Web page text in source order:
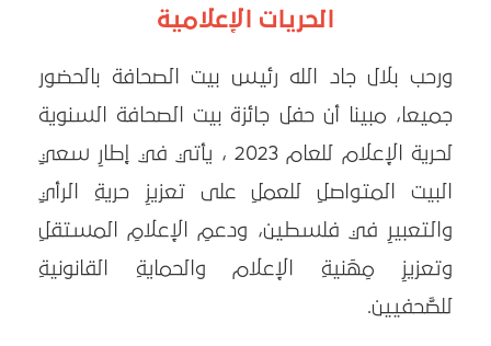
الحريات الإعلامية
ورحب بلال جاد الله رئيس بيت الصحافة بالحضور
جميعا، مبينا أن حفل جائزة بيت الصحافة السنوية
لحرية الإعلام للعام 2023 ، يأتي في إطارِ سعيِ
البيت المتواصلِ للعملِ على تعزيزِ حريةِ الرأيِ
والتعبيرِ في فلسطين، ودعمِ الإعلامِ المستقلِ
وتعزيزِ مِهَنيةِ الإعلام والحمايةِ القانونيةِ
للصَّحفيين.